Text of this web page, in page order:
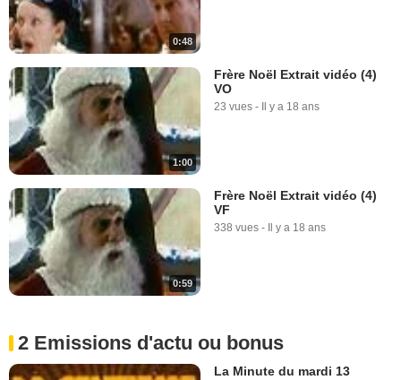
0:48
1:00
Frère Noël Extrait vidéo (4)
VO
23 vues - Il y a 18 ans
0:59
Frère Noël Extrait vidéo (4)
VF
338 vues - Il y a 18 ans
2 Emissions d'actu ou bonus
La Minute du mardi 13